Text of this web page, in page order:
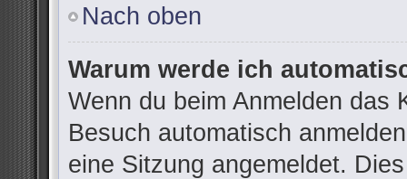
Nach oben
Warum werde ich
Wenn du beim Anmelden das
Besuch automatisch
eine Sitzung angemeldet.